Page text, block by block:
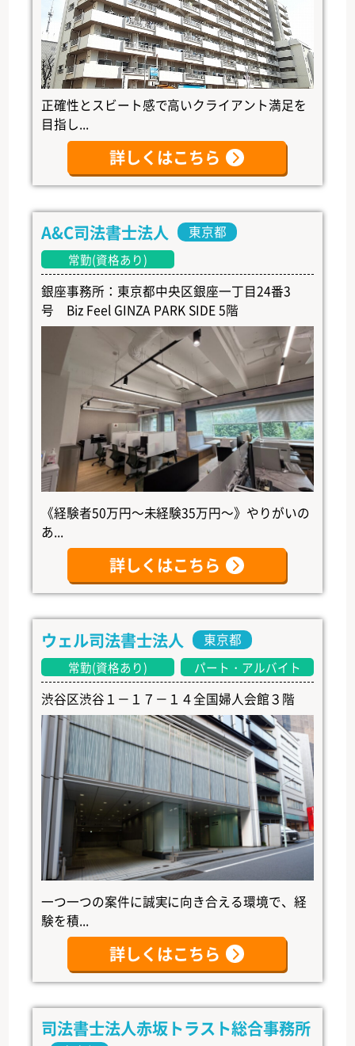
正確性とスビート感で高いクライアント満足を
目指し...
詳しくはこちら
A&C司法書士法人 東京都
常勤(資格あり)
銀座事務所：東京都中央区銀座一丁目24番3
号 Biz Feel GINZA PARK SIDE 5階
《経験者50万円～未経験35万円～》やりがいの
あ...
詳しくはこちら
ウェル司法書士法人 東京都
常勤(資格あり) パート・アルバイト
渋谷区渋谷１－１７－１４全国婦人会館３階
一つ一つの案件に誠実に向き合える環境で、経
験を積...
詳しくはこちら
司法書士法人赤坂トラスト総合事務所